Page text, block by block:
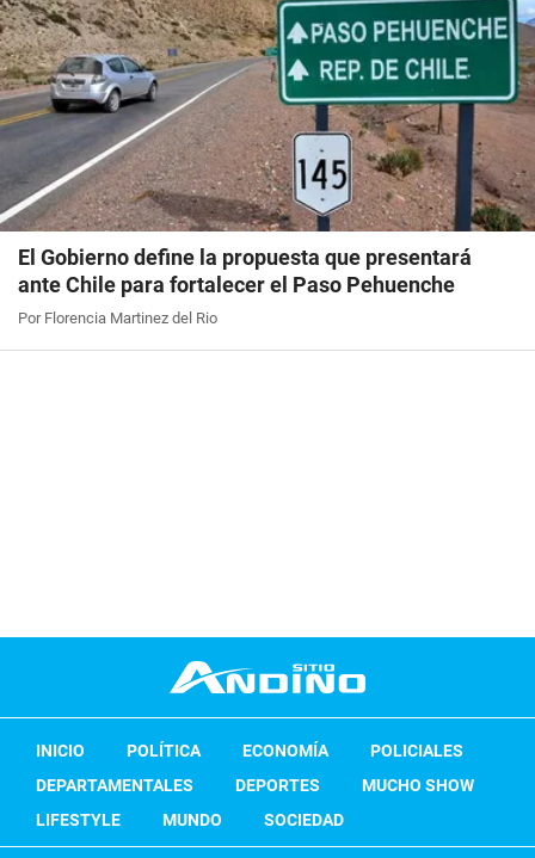
El Gobierno define la propuesta que presentará
ante Chile para fortalecer el Paso Pehuenche
Por Florencia Martinez del Rio
INICIO POLÍTICA ECONOMÍA
POLICIALES
DEPARTAMENTALES
DEPORTES
MUCHO SHOW
LIFESTYLE
MUNDO SOCIEDAD